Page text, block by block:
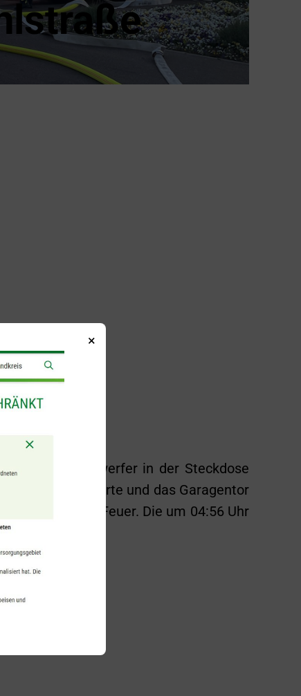
in der Steckdose
denen er lagerte und das Garagentor
das Feuer. Die um 04:56 Uhr
hatte.
×